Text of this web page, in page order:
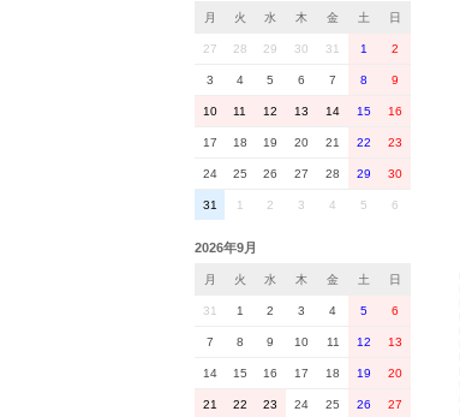
月 火 水 木 金 土 日
27 28 29 30 31 1 2
3 4 5 6 7 8 9
10 11 12 13 14 15 16
17 18 19 20 21 22 23
24 25 26 27 28 29 30
31 1 2 3 4 5 6
2026年9月
月 火 水 木 金 土 日
31 1 2 3 4 5 6
7 8 9 10 11 12 13
14 15 16 17 18 19 20
21 22 23 24 25 26 27